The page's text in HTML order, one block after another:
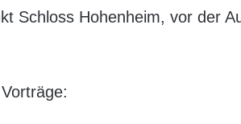
Schloss Hohenheim, vor der